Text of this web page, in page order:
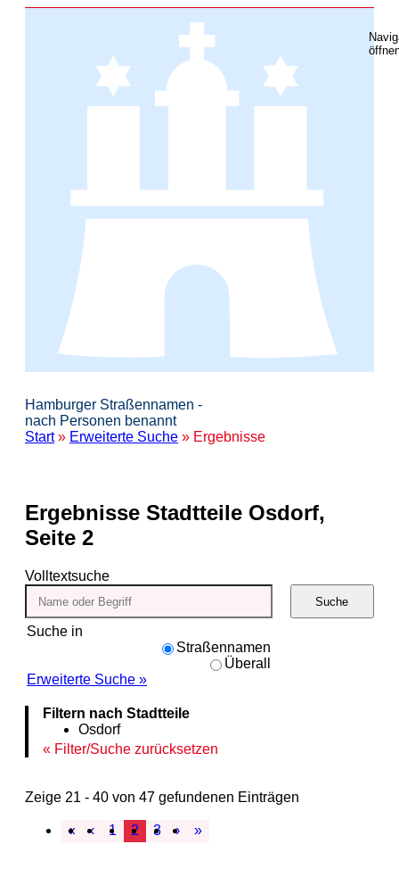
Hamburger Straßennamen -
nach Personen benannt
Start» Erweiterte Suche » Ergebnisse
Ergebnisse Stadtteile Osdorf,
Seite 2
Volltextsuche
Suche in
Straßennamen
Überall
Erweiterte Suche »
Suche
Filtern nach Stadtteile
Osdorf
Filter/Suche zurücksetzen
Zeige 21 - 40 von 47 gefundenen Einträgen
« ‹ 1 2 3 › »